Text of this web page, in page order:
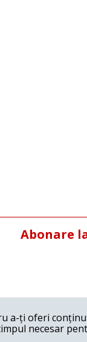
Abonare
a-ți oferi
necesar